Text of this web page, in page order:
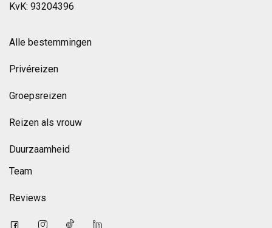
KvK: 93204396
Alle bestemmingen
Privéreizen
Groepsreizen
Reizen als vrouw
Duurzaamheid
Team
Reviews